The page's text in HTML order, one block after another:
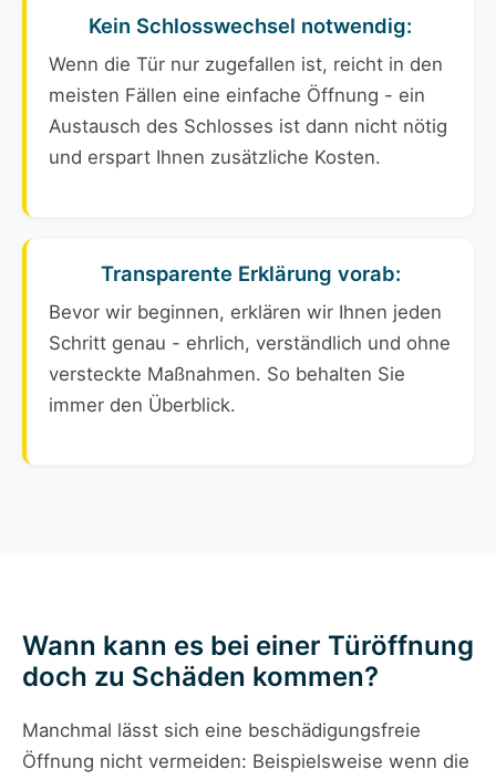
Kein Schlosswechsel notwendig:
Wenn die Tür nur zugefallen ist, reicht in den
meisten Fällen eine einfache Öffnung - ein
Austausch des Schlosses ist dann nicht nötig
und erspart Ihnen zusätzliche Kosten.
Transparente Erklärung vorab:
Bevor wir beginnen, erklären wir Ihnen jeden
Schritt genau - ehrlich, verständlich und ohne
versteckte Maßnahmen. So behalten Sie
immer den Überblick.
Wann kann es bei einer Türöffnung
doch zu Schäden kommen?
Manchmal lässt sich eine beschädigungsfreie
Öffnung nicht vermeiden: Beispielsweise wenn die